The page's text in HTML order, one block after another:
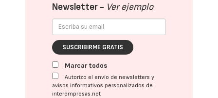
Newsletter - Ver ejemplo
SUSCRIBIRME GRATIS
Marcar todos
Autorizo el envío de newsletters y
avisos informativos personalizados de
interempresas.net